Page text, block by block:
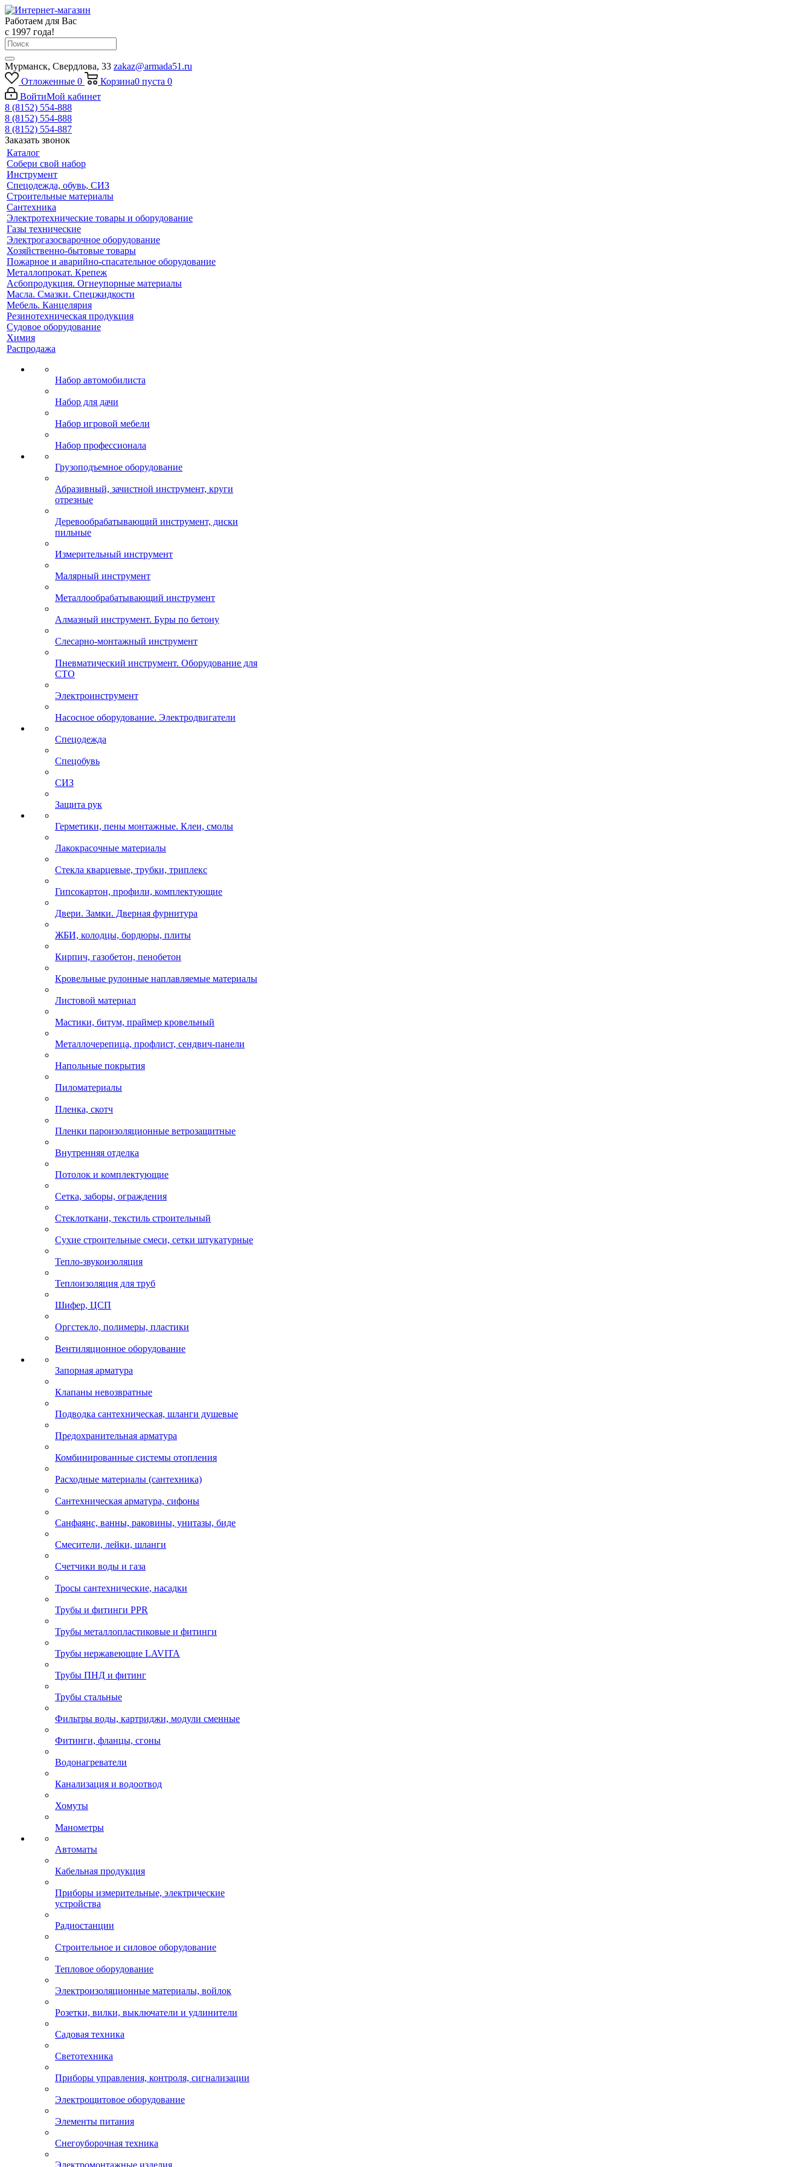
Работаем для Вас
с 1997 года!
Мурманск, Свердлова, 33 zakaz@armada51.ru
Отложенные 0 Корзина0 пуста 0
ВойтиМой кабинет
8 (8152) 554-888
8 (8152) 554-888
8 (8152) 554-887
Заказать звонок
Каталог
Собери свой набор
Инструмент
Спецодежда, обувь, СИЗ
Строительные материалы
Сантехника
Электротехнические товары и оборудование
Газы технические
Электрогазосварочное оборудование
Хозяйственно-бытовые товары
Пожарное и аварийно-спасательное оборудование
Металлопрокат. Крепеж
Асбопродукция. Огнеупорные материалы
Масла. Смазки. Спецжидкости
Мебель. Канцелярия
Резинотехническая продукция
Судовое оборудование
Химия
Распродажа
Набор автомобилиста
Набор для дачи
Набор игровой мебели
Набор профессионала
Грузоподъемное оборудование
Абразивный, зачистной инструмент, круги
отрезные
Деревообрабатывающий инструмент, диски
пильные
Измерительный инструмент
Малярный инструмент
Металлообрабатывающий инструмент
Алмазный инструмент. Буры по бетону
Слесарно-монтажный инструмент
Пневматический инструмент. Оборудование для
СТО
Электроинструмент
Насосное оборудование. Электродвигатели
Спецодежда
Спецобувь
СИЗ
Защита рук
Герметики, пены монтажные. Клеи, смолы
Лакокрасочные материалы
Стекла кварцевые, трубки, триплекс
Гипсокартон, профили, комплектующие
Двери. Замки. Дверная фурнитура
ЖБИ, колодцы, бордюры, плиты
Кирпич, газобетон, пенобетон
Кровельные рулонные наплавляемые материалы
Листовой материал
Мастики, битум, праймер кровельный
Металлочерепица, профлист, сендвич-панели
Напольные покрытия
Пиломатериалы
Пленка, скотч
Пленки пароизоляционные ветрозащитные
Внутренняя отделка
Потолок и комплектующие
Сетка, заборы, ограждения
Стеклоткани, текстиль строительный
Сухие строительные смеси, сетки штукатурные
Тепло-звукоизоляция
Теплоизоляция для труб
Шифер, ЦСП
Оргстекло, полимеры, пластики
Вентиляционное оборудование
Запорная арматура
Клапаны невозвратные
Подводка сантехническая, шланги душевые
Предохранительная арматура
Комбинированные системы отопления
Расходные материалы (сантехника)
Сантехническая арматура, сифоны
Санфаянс, ванны, раковины, унитазы, биде
Смесители, лейки, шланги
Счетчики воды и газа
Тросы сантехнические, насадки
Трубы и фитинги PPR
Трубы металлопластиковые и фитинги
Трубы нержавеющие LAVITA
Трубы ПНД и фитинг
Трубы стальные
Фильтры воды, картриджи, модули сменные
Фитинги, фланцы, сгоны
Водонагреватели
Канализация и водоотвод
Хомуты
Манометры
Автоматы
Кабельная продукция
Приборы измерительные, электрические
устройства
Радиостанции
Строительное и силовое оборудование
Тепловое оборудование
Электроизоляционные материалы, войлок
Розетки, вилки, выключатели и удлинители
Садовая техника
Светотехника
Приборы управления, контроля, сигнализации
Электрощитовое оборудование
Элементы питания
Снегоуборочная техника
Электромонтажные изделия